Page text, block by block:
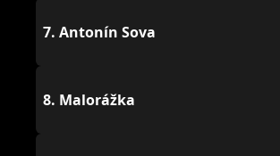
7. Antonín Sova
8. Malorážka